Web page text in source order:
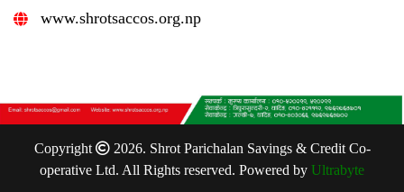
www.shrotsaccos.org.np
Copyright
2026. Shrot Parichalan Savings & Credit Co-
operative Ltd. All Rights reserved. Powered by Ultrabyte